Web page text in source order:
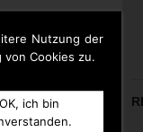
Nutzung der
von Cookies zu.
OK, ich bin
distanziert
Homepage